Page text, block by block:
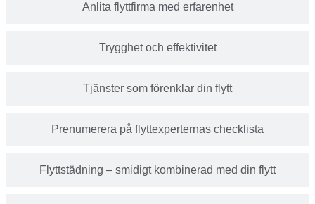
Anlita flyttfirma med erfarenhet
Trygghet och effektivitet
Tjänster som förenklar din flytt
Prenumerera på flyttexperternas checklista
Flyttstädning – smidigt kombinerad med din flytt